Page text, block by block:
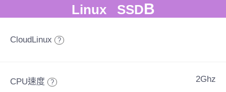
Linux SSDB
CloudLinux ?
CPU速度 ? 2Ghz